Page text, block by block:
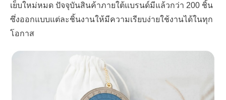
เย็บใหม่หมด ปัจจุบันสินค้าภายใต้แบรนด์มีแล้วกว่า 200 ชิ้น
ซึ่งออกแบบแต่ละชิ้นงานให้มีความเรียบง่ายใช้งานได้ในทุก
โอกาส